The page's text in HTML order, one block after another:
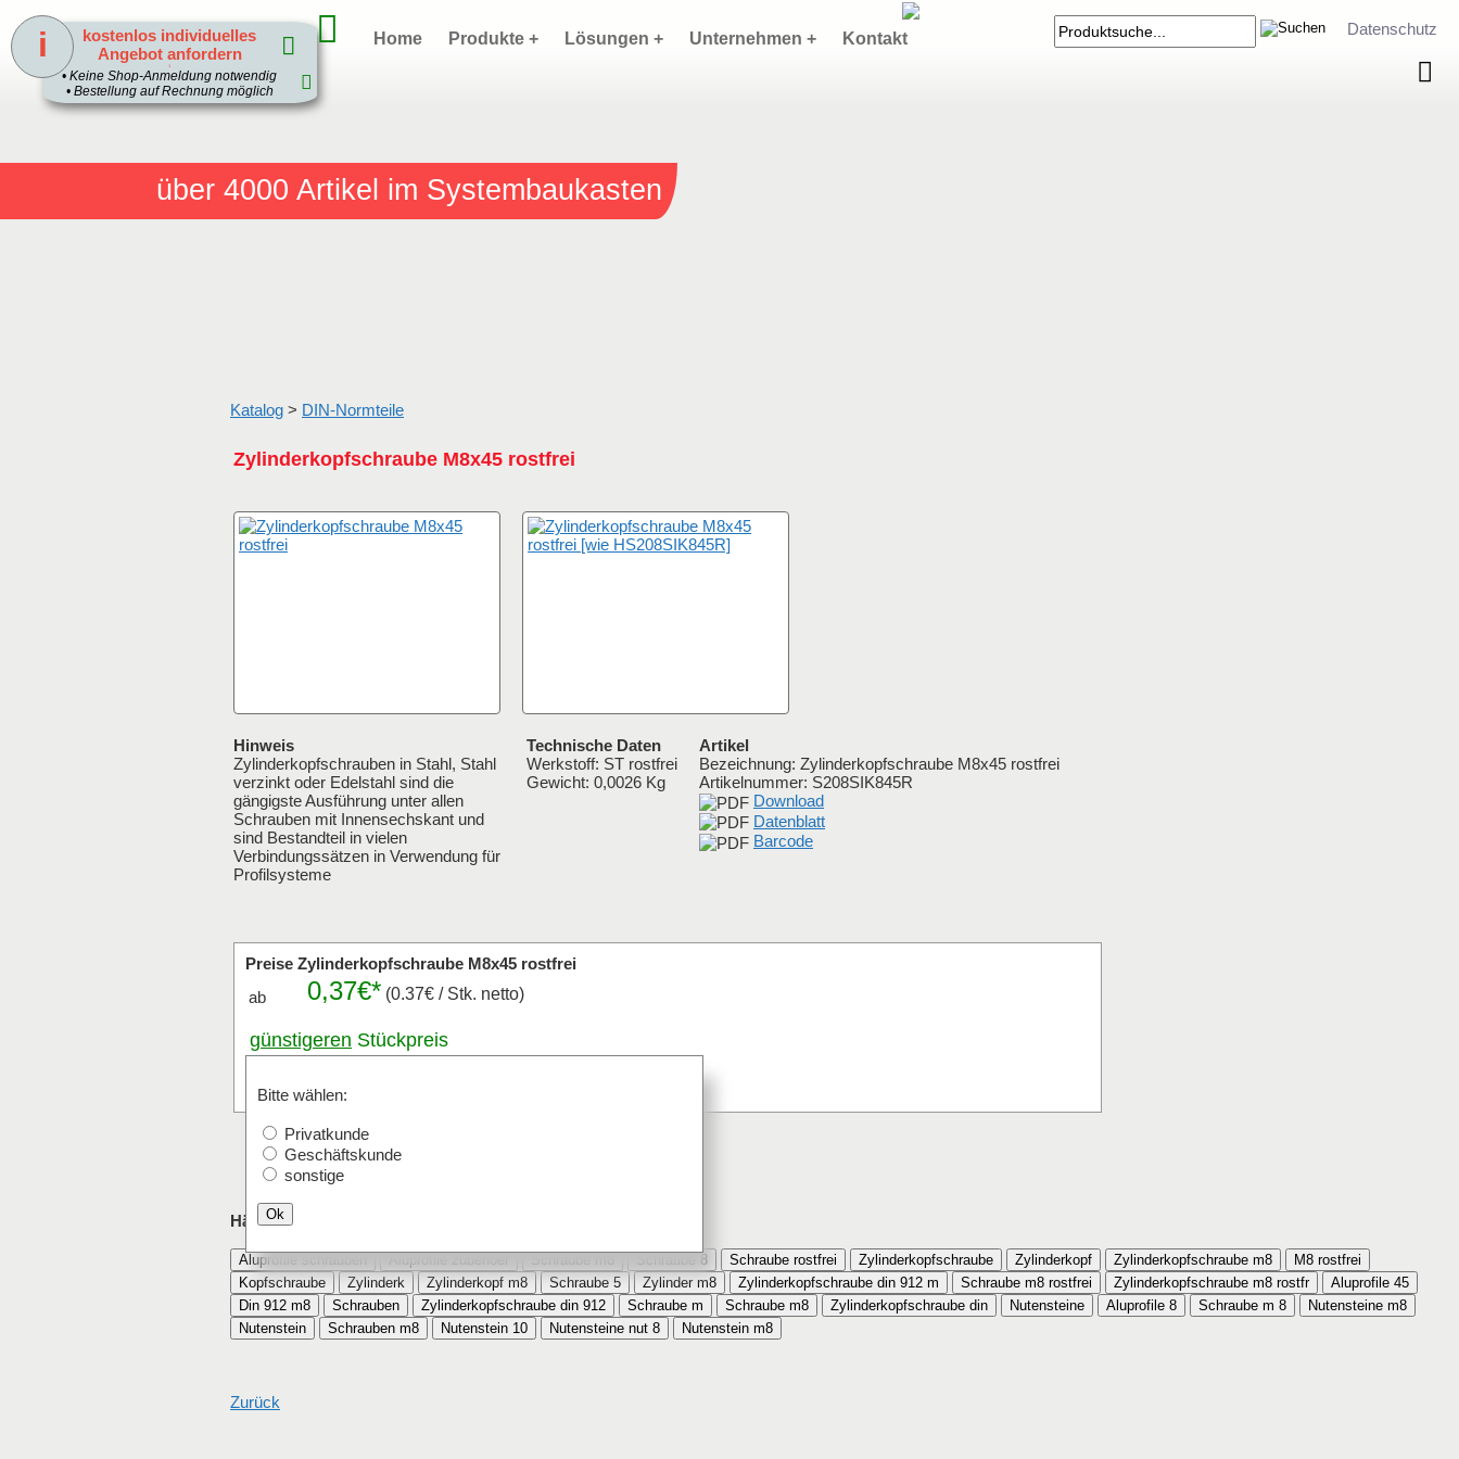
über 4000 Artikel im Systembaukasten
Datenschutz
Home Produkte + Lösungen + Unternehmen + Kontakt
Katalog > DIN-Normteile
Zylinderkopfschraube M8x45 rostfrei
Hinweis
Zylinderkopfschrauben in Stahl, Stahl
verzinkt oder Edelstahl sind die
gängigste Ausführung unter allen
Schrauben mit Innensechskant und
sind Bestandteil in vielen
Verbindungssätzen in Verwendung für
Profilsysteme
Technische Daten
Werkstoff: ST rostfrei
Gewicht: 0,0026 Kg
Artikel
Bezeichnung: Zylinderkopfschraube M8x45 rostfrei
Artikelnummer: S208SIK845R
Download
Datenblatt
Barcode
Preise Zylinderkopfschraube M8x45 rostfrei
Bitte wählen:
Privatkunde
Geschäftskunde
sonstige
Ok
ab 0,37€* (0.37€ / Stk. netto)
günstigeren Stückpreis
anfragen
Stk.
Häufig mit Zylinderkopfschraube M8x45 rostfrei bestellt
Aluprofile schrauben Schraube m8 Schraube 8 Schraube rostfrei Zylinderkopfschraube Zylinderkopf Zylinderkopfschraube m8
M8 rostfrei
Kopfschraube
Zylinderk Zylinderkopf m8 Schraube 5 Zylinder m8 Zylinderkopfschraube din 912 m Schraube m8 rostfrei Zylinderkopfschraube m8 rostfr
Aluprofile 45
Din 912 m8
Schrauben Zylinderkopfschraube din 912 Schraube m Schraube m8 Zylinderkopfschraube din Nutensteine Aluprofile 8 Schraube m 8
Nutensteine m8
Nutenstein
Schrauben m8 Nutenstein 10 Nutensteine nut 8 Nutenstein m8
Zurück
kostenlos individuelles
Angebot anfordern
1
• Keine Shop-Anmeldung notwendig
• Bestellung auf Rechnung möglich
i